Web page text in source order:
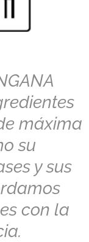
máxima
su
y sus
con la